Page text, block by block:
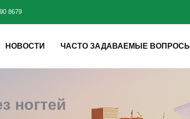
8679
НОВОСТИ ЧАСТО ЗАДАВАЕМЫЕ ВОПРОСЫ
ногтей